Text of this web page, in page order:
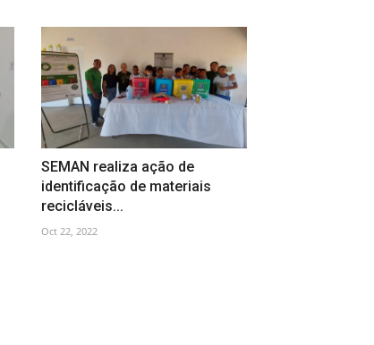
SEMAN realiza ação de
identificação de materiais
recicláveis...
Oct 22, 2022